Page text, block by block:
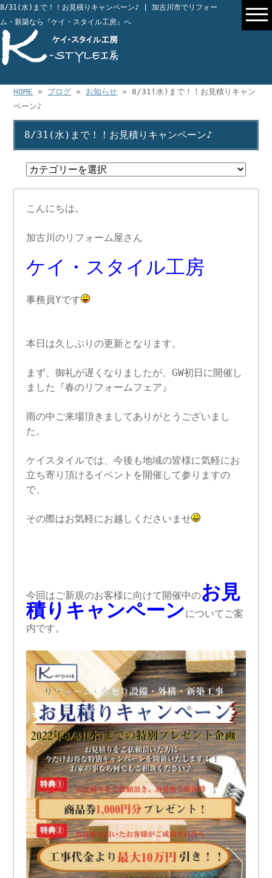
8/31(水)まで！！お見積りキャンペーン♪ | 加古川市でリフォー
ム・新築なら『ケイ・スタイル工房』へ
HOME » ブログ » お知らせ » 8/31(水)まで！！お見積りキャン
ペーン♪
8/31(水)まで！！お見積りキャンペーン♪
こんにちは。
加古川のリフォーム屋さん
ケイ・スタイル工房
事務員Yです
本日は久しぶりの更新となります。
まず、御礼が遅くなりましたが、GW初日に開催し
ました『春のリフォームフェア』
雨の中ご来場頂きましてありがとうございまし
た。
ケイスタイルでは、今後も地域の皆様に気軽にお
立ち寄り頂けるイベントを開催して参りますの
で、
その際はお気軽にお越しくださいませ
今回はご新規のお客様に向けて開催中のお見
積りキャンペーンについてご案
内です。